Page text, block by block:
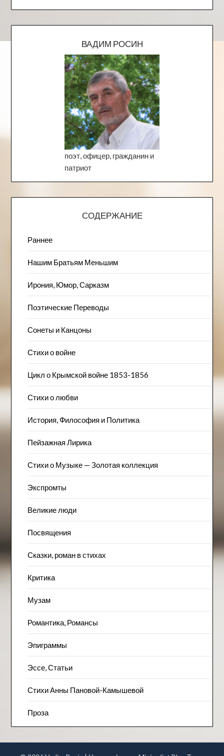
ВАДИМ РОСИН
поэт, офицер, гражданин и
патриот
СОДЕРЖАНИЕ
Раннее
Нашим Братьям Меньшим
Ирония, Юмор, Сарказм
Поэтические Переводы
Сонеты и Канцоны
Стихи о войне
Цикл о Крымской войне 1853-1856
Стихи о любви
История, Философия и Политика
Пейзажна​я Лирика
Стихи о Музыке — Золотая коллекция
Экспромты
Великие люди
Посвящения
Сказки, роман в стихах
Критика
Музам
Романтика, Романсы
Эпиграммы
Эссе, Статьи
Стихи Анны Пановой-Камышевой
Проза